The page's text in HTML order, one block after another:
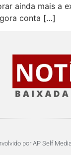
ainda mais a
conta […]
por AP Self